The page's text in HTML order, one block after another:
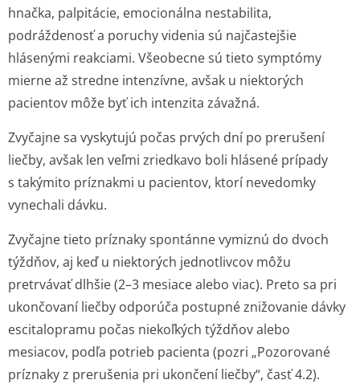
hnačka, palpitácie, emocionálna nestabilita,
podráždenosť a poruchy videnia sú najčastejšie
hlásenými reakciami. Všeobecne sú tieto symptómy
mierne až stredne intenzívne, avšak u niektorých
pacientov môže byť ich intenzita závažná.
Zvyčajne sa vyskytujú počas prvých dní po prerušení
liečby, avšak len veľmi zriedkavo boli hlásené prípady
s takýmito príznakmi u pacientov, ktorí nevedomky
vynechali dávku.
Zvyčajne tieto príznaky spontánne vymiznú do dvoch
týždňov, aj keď u niektorých jednotlivcov môžu
pretrvávať dlhšie (2–3 mesiace alebo viac). Preto sa pri
ukončovaní liečby odporúča postupné znižovanie dávky
escitalopramu počas niekoľkých týždňov alebo
mesiacov, podľa potrieb pacienta (pozri „Pozorované
príznaky z prerušenia pri ukončení liečby“, časť 4.2).